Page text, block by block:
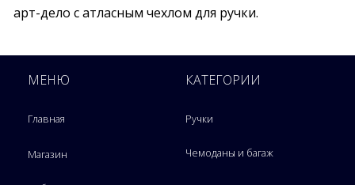
арт-дело с атласным чехлом для ручки.
МЕНЮ
Главная
Магазин
КАТЕГОРИИ
Ручки
Чемоданы и багаж